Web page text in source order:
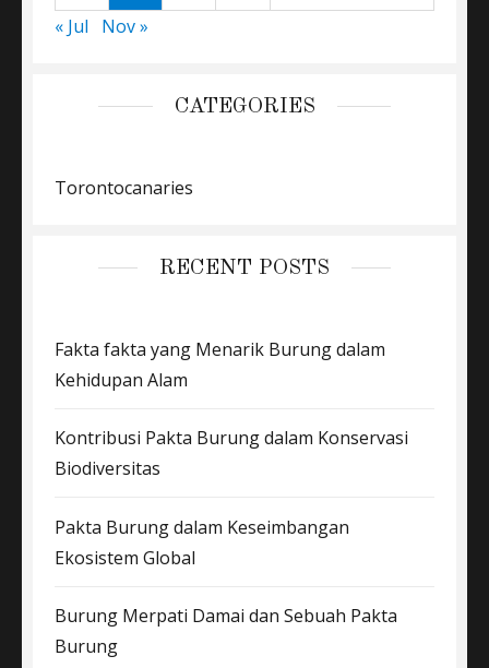
« Jul
Nov »
CATEGORIES
Torontocanaries
RECENT POSTS
Fakta fakta yang Menarik Burung dalam
Kehidupan Alam
Kontribusi Pakta Burung dalam Konservasi
Biodiversitas
Pakta Burung dalam Keseimbangan
Ekosistem Global
Burung Merpati Damai dan Sebuah Pakta
Burung